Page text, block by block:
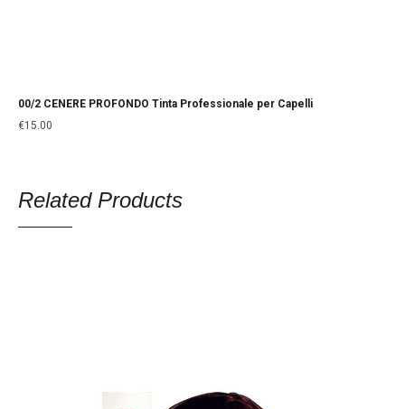
00/2 CENERE PROFONDO Tinta Professionale per Capelli
€15.00
Related Products